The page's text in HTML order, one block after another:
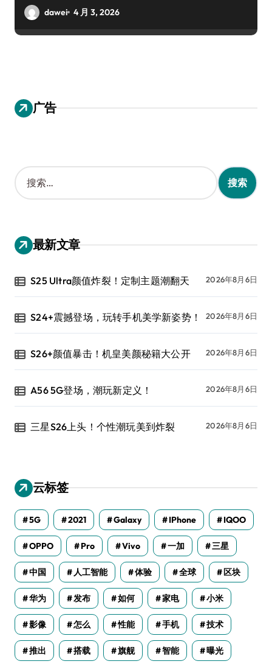
dawei 4 月 3, 2026
广告
搜
索
：
最新文章
S25 Ultra颜值炸裂！定制主题潮翻天 2026年8月6日
S24+震撼登场，玩转手机美学新姿势！ 2026年8月6日
S26+颜值暴击！机皇美颜秘籍大公开 2026年8月6日
A56 5G登场，潮玩新定义！ 2026年8月6日
三星S26上头！个性潮玩美到炸裂 2026年8月6日
云标签
5G 2021 Galaxy IPhone IQOO
OPPO Pro Vivo 一加 三星
中国 人工智能 体验 全球 区块
华为 发布 如何 家电 小米
影像 怎么 性能 手机 技术
推出 搭载 旗舰 智能 曝光